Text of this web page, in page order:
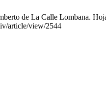
de La Calle Lombana.
article/view/2544